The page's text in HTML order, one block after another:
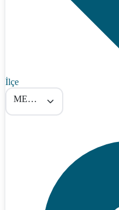
İlçe
MERKEZ